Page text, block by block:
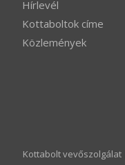
Hírlevél
Kottaboltok címe
Közlemények
Kottabolt vevőszolgálat